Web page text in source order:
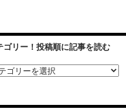
ゴリー！投稿順に記事を読む